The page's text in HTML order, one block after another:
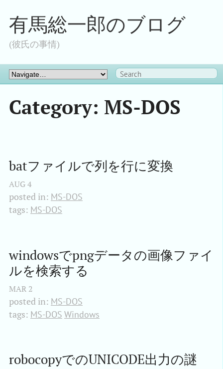
有馬総一郎のブログ
(彼氏の事情)
Category: MS-DOS
batファイルで列を行に変換
AUG4
posted in: MS-DOS
tags: MS-DOS
windowsでpngデータの画像ファイ
ルを検索する
MAR 2
posted in: MS-DOS
tags: MS-DOS Windows
robocopyでのUNICODE出力の謎